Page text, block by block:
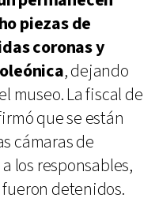
piezas de
coronas y
, dejando
museo. La fiscal de
que se están
cámaras de
los responsables,
detenidos.